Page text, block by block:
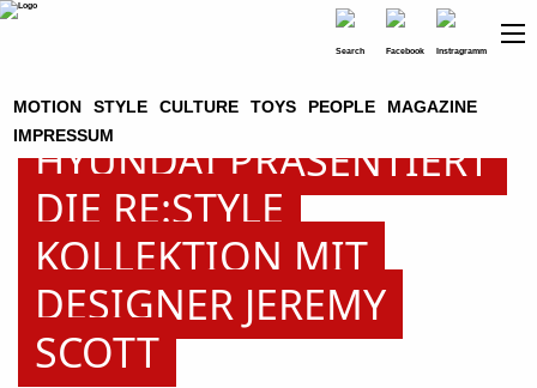
MOTION STYLE CULTURE TOYS PEOPLE
MAGAZINE
IMPRESSUM
HYUNDAI PRÄSENTIERT
DIE RE:STYLE
KOLLEKTION MIT
DESIGNER JEREMY
SCOTT